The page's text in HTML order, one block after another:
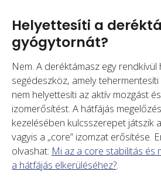
Helyettesíti a
gyógytornát?
Nem. A deréktámasz egy
segédeszköz, amely
nem helyettesíti az aktív mozgást
izomerősítést. A hátfájás
kezelésében kulcsszerepet játszik
vagyis a „core” izomzat erősítése.
olvashat: Mi az a core stabilitás és
a hátfájás elkerüléséhez?.